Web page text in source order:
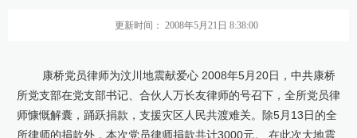
业务领域
社会责任
康桥法治研究院
更新时间： 2008年5月21日 8:38:00
康桥党员律师为汶川地震献爱心 2008年5月20日，中共康桥
所党支部在党支部书记、合伙人万长友律师的号召下，全所党员律
师慷慨解囊，踊跃捐款，支援灾区人民共渡难关。除5月13日的全
所律师的捐款外，本次党员律师捐款共计3000元。 在此次大地震